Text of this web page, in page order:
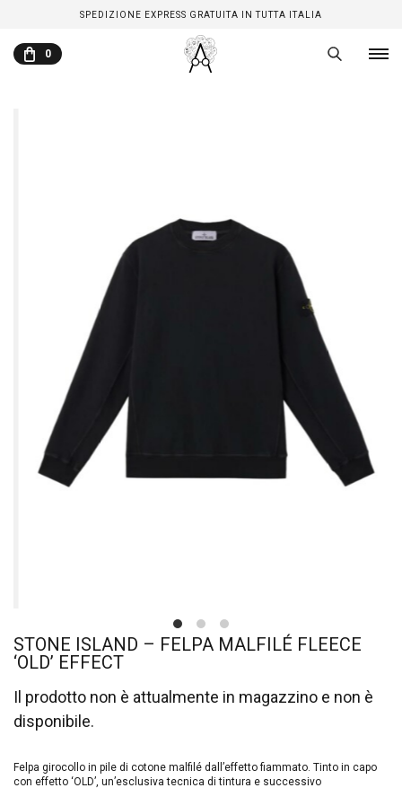
SPEDIZIONE EXPRESS GRATUITA IN TUTTA ITALIA
0
STONE ISLAND – FELPA MALFILÉ FLEECE
‘OLD’ EFFECT
Il prodotto non è attualmente in magazzino e non è
disponibile.
Felpa girocollo in pile di cotone malfilé dall’effetto fiammato. Tinto in capo
con effetto ‘OLD’, un’esclusiva tecnica di tintura e successivo